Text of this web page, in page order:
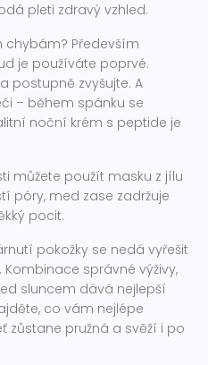
pleti zdravý vzhled.
chybám? Především
je používáte poprvé.
postupně zvyšujte. A
– během spánku se
noční krém s peptide je
můžete použít masku z jílu
póry, med zase zadržuje
pocit.
pokožky se nedá vyřešit
správné výživy,
sluncem dává nejlepší
co vám nejlépe
zůstane pružná a svěží i po